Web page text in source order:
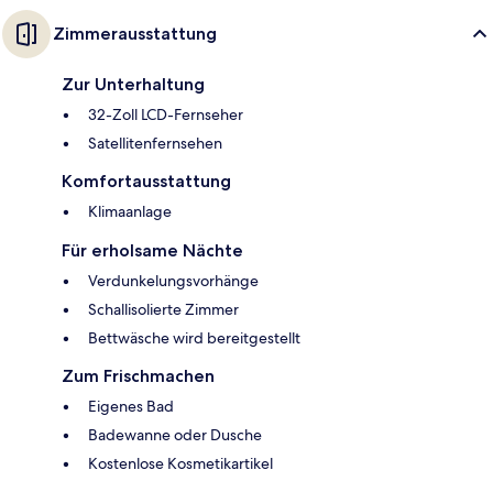
Zimmerausstattung
Zur Unterhaltung
32-Zoll LCD-Fernseher
Satellitenfernsehen
Komfortausstattung
Klimaanlage
Für erholsame Nächte
Verdunkelungsvorhänge
Schallisolierte Zimmer
Bettwäsche wird bereitgestellt
Zum Frischmachen
Eigenes Bad
Badewanne oder Dusche
Kostenlose Kosmetikartikel